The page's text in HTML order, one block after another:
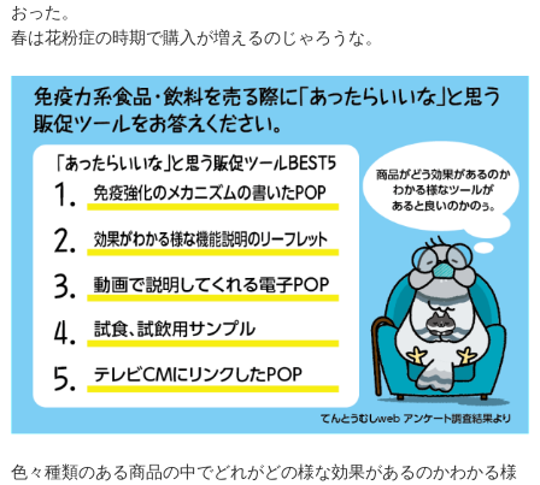
おった。
春は花粉症の時期で購入が増えるのじゃろうな。
色々種類のある商品の中でどれがどの様な効果があるのかわかる様